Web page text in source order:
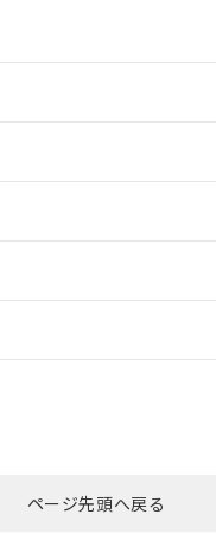
らページ先頭へ戻る